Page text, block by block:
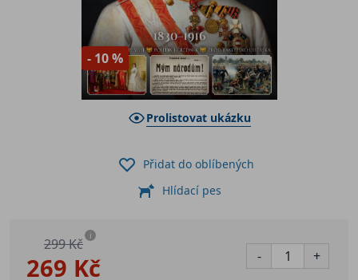
- 10 %
Prolistovat ukázku
269 Kč
299 Kč i
- +
Přidat do oblíbených
Hlídací pes